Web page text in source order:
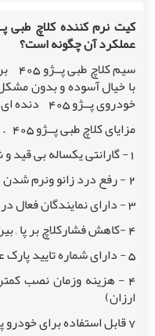
کیت نرم کننده کلاچ طبی
عملکرد آن چگونه است؟
با خیال آسوده و بدون مشکل
خودروی پــژو 405 دنده ای نهایت لذت رو ببرید
مزایای کلاچ طبی پــژو 405 .
1- گارانتی یکساله بی قید و شرط
2 - رفع درد زانو ونرم شدن همیشگی کلاچ
3 - دارای نمایندگان فعال در سرتاسر کشور
4 -کاهش فشارکلاچ بر پا
,بین 50
5 - دارای شماره تایید پارک علم و فناوری به شماره 96944
4 - هزینه وزمان نصب
ارزان)
7 قابل استفاده برای خودرو پــژو 405